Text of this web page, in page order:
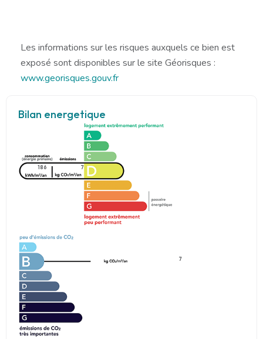
Les informations sur les risques auxquels ce bien est
exposé sont disponibles sur le site Géorisques :
www.georisques.gouv.fr
Bilan energetique
186 7
7